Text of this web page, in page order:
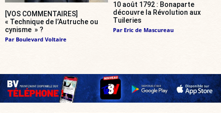
[VOS COMMENTAIRES]
« Technique de l’Autruche ou
cynisme » ?
Par Boulevard Voltaire
10 août 1792 : Bonaparte
découvre la Révolution aux
Tuileries
Par Eric de Mascureau